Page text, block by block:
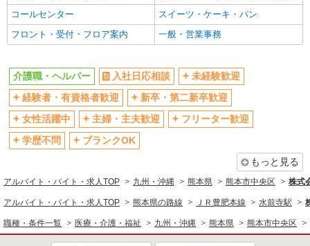
コールセンター
スイーツ・ケーキ・パン
フロント・受付・フロア案内
一般・営業事務
介護職・ヘルパー 入社日応相談
未経験歓迎
経験者・有資格者歓迎
新卒・第二新卒歓迎
女性活躍中
主婦・主夫歓迎
フリーター歓迎
学歴不問
ブランクOK
もっと見る
アルバイト・バイト・求人TOP 九州・沖縄 熊本県 熊本市中央区 株式
アルバイト・バイト・求人TOP 熊本県の路線 ＪＲ豊肥本線 水前寺駅
職種・条件一覧 医療・介護・福祉 九州・沖縄 熊本県 熊本市中央区